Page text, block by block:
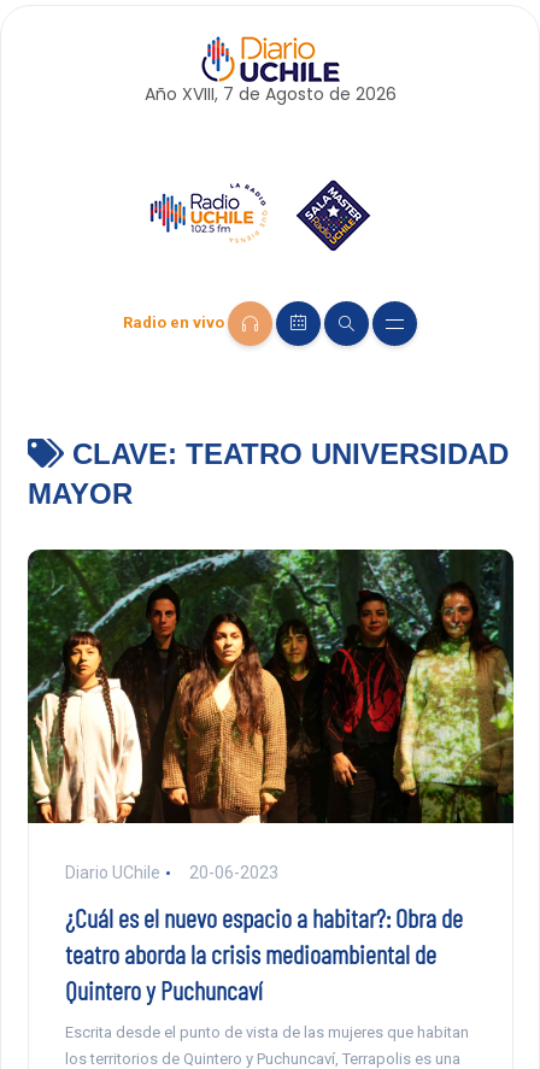
Año XVIII, 7 de Agosto de 2026
Radio en vivo
CLAVE: TEATRO UNIVERSIDAD
MAYOR
Diario UChile 20-06-2023
¿Cuál es el nuevo espacio a habitar?: Obra de
teatro aborda la crisis medioambiental de
Quintero y Puchuncaví
Escrita desde el punto de vista de las mujeres que habitan
los territorios de Quintero y Puchuncaví, Terrapolis es una